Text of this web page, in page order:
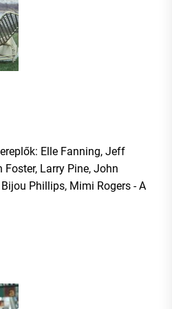
Elle Fanning, Jeff
Foster, Larry Pine, John
Phillips, Mimi Rogers - A